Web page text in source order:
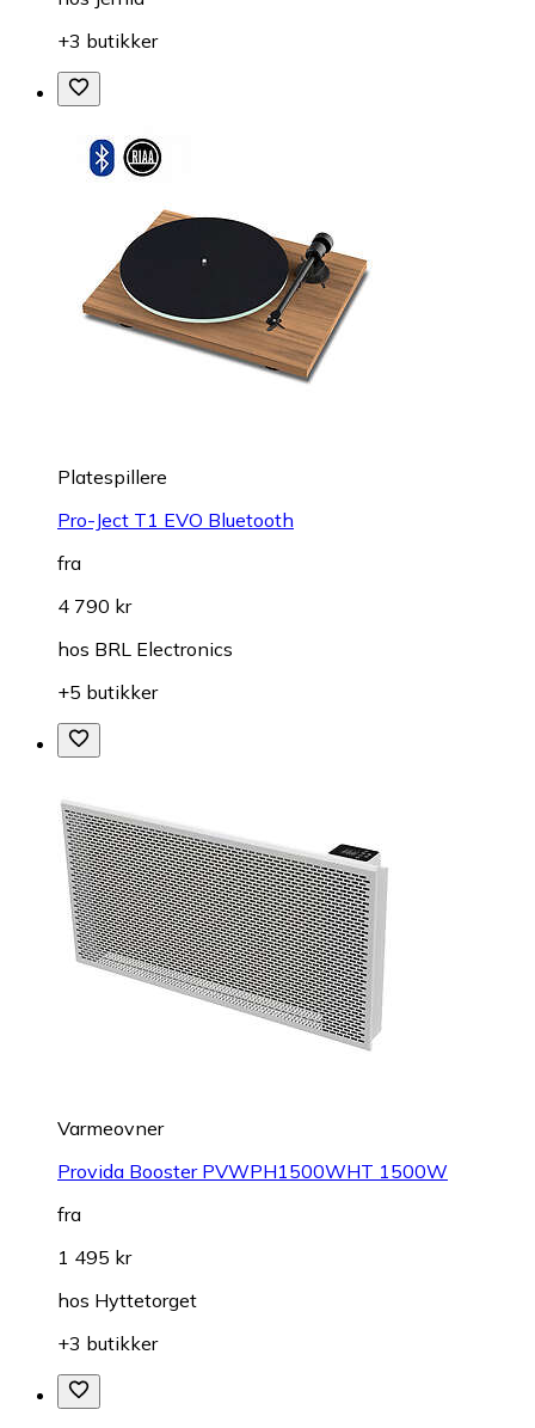
+3 butikker
Platespillere
Pro-Ject T1 EVO Bluetooth
fra
4 790 kr
hos BRL Electronics
+5 butikker
Varmeovner
Provida Booster PVWPH1500WHT 1500W
fra
1 495 kr
hos Hyttetorget
+3 butikker